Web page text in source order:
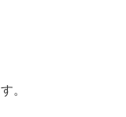
。